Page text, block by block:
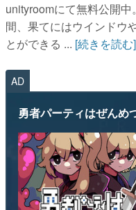
unityroomにて無料公開
間、果てにはウインドウ
とができる ... [続きを読む]
AD
勇者パーティはぜんめ